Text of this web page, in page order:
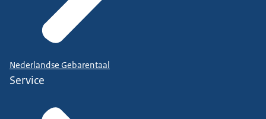
Nederlandse Gebarentaal
Service